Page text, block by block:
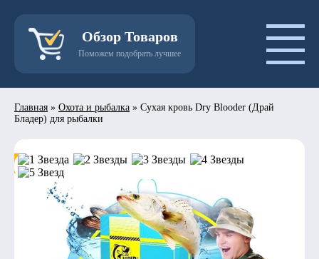
Обзор Товаров
Поможем подобрать лучшее
Главная » Охота и рыбалка » Сухая кровь Dry Blooder (Драй
Бладер) для рыбалки
- 50%